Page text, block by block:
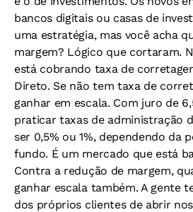
bancos digitais ou casas de
uma estratégia, mas você acha
margem? Lógico que cortaram.
está cobrando taxa de
Direto. Se não tem taxa de
ganhar em escala. Com juro de
praticar taxas de administração
ser 0,5% ou 1%, dependendo da
fundo. É um mercado que está
Contra a redução de margem,
ganhar escala também. A gente
dos próprios clientes de abrir